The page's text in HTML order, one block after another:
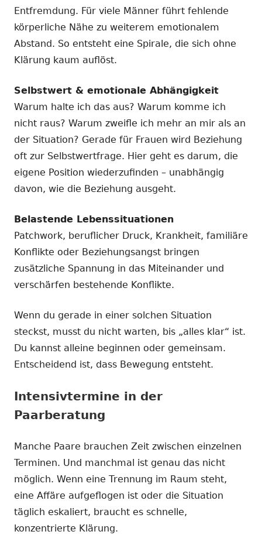
Entfremdung. Für viele Männer führt fehlende
körperliche Nähe zu weiterem emotionalem
Abstand. So entsteht eine Spirale, die sich ohne
Klärung kaum auflöst.
Selbstwert & emotionale Abhängigkeit
Warum halte ich das aus? Warum komme ich
nicht raus? Warum zweifle ich mehr an mir als an
der Situation? Gerade für Frauen wird Beziehung
oft zur Selbstwertfrage. Hier geht es darum, die
eigene Position wiederzufinden – unabhängig
davon, wie die Beziehung ausgeht.
Belastende Lebenssituationen
Patchwork, beruflicher Druck, Krankheit, familiäre
Konflikte oder Beziehungsangst bringen
zusätzliche Spannung in das Miteinander und
verschärfen bestehende Konflikte.
Wenn du gerade in einer solchen Situation
steckst, musst du nicht warten, bis „alles klar“ ist.
Du kannst alleine beginnen oder gemeinsam.
Entscheidend ist, dass Bewegung entsteht.
Intensivtermine in der
Paarberatung
Manche Paare brauchen Zeit zwischen einzelnen
Terminen. Und manchmal ist genau das nicht
möglich. Wenn eine Trennung im Raum steht,
eine Affäre aufgeflogen ist oder die Situation
täglich eskaliert, braucht es schnelle,
konzentrierte Klärung.